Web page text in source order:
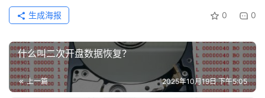
0 0
生成海报
什么叫二次开盘数据恢复？
上一篇 2025年10月19日 下午5:05